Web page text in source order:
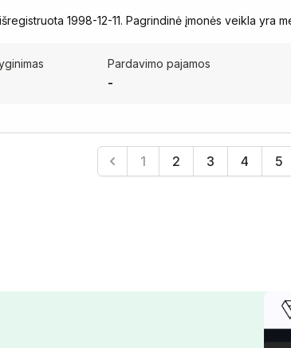
1998-12-11. Pagrindinė įmonės veikla yra
Pardavimo pajamos
-
1 2 3 4 5